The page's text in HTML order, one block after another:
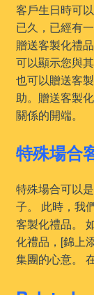
客戶生日時可
已久，已經有
贈送客製化禮
可以顯示您與
也可以贈送客
助。贈送客製
關係的開端。
特殊場合
特殊場合可以
子。 此時，我
客製化禮品。
化禮品，[錦上
集團的心意。